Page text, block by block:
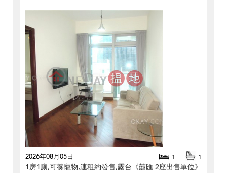
2026年08月05日 1 1
1房1廁,可養寵物,連租約發售,露台《囍匯 2座出售單位》